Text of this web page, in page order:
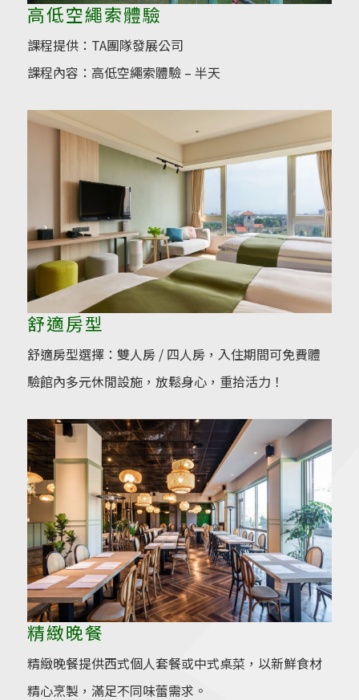
高低空繩索體驗
課程提供：TA團隊發展公司
課程內容：高低空繩索體驗 – 半天
舒適房型
舒適房型選擇：雙人房 / 四人房，入住期間可免費體
驗館內多元休閒設施，放鬆身心，重拾活力！
精緻晚餐
精緻晚餐提供西式個人套餐或中式桌菜，以新鮮食材
精心烹製，滿足不同味蕾需求。